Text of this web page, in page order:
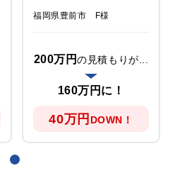
福岡県豊前市 F様
200万円の見積もりが...
160万円に！
40万円 DOWN！